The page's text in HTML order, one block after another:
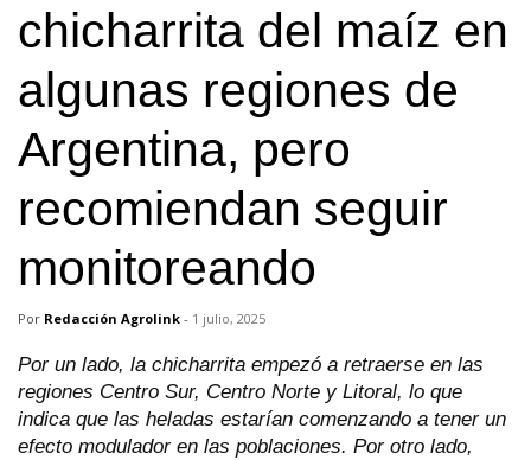
chicharrita del maíz en
algunas regiones de
Argentina, pero
recomiendan seguir
monitoreando
Por Redacción Agrolink - 1 julio, 2025
Por un lado, la chicharrita empezó a retraerse en las
regiones Centro Sur, Centro Norte y Litoral, lo que
indica que las heladas estarían comenzando a tener un
efecto modulador en las poblaciones. Por otro lado,